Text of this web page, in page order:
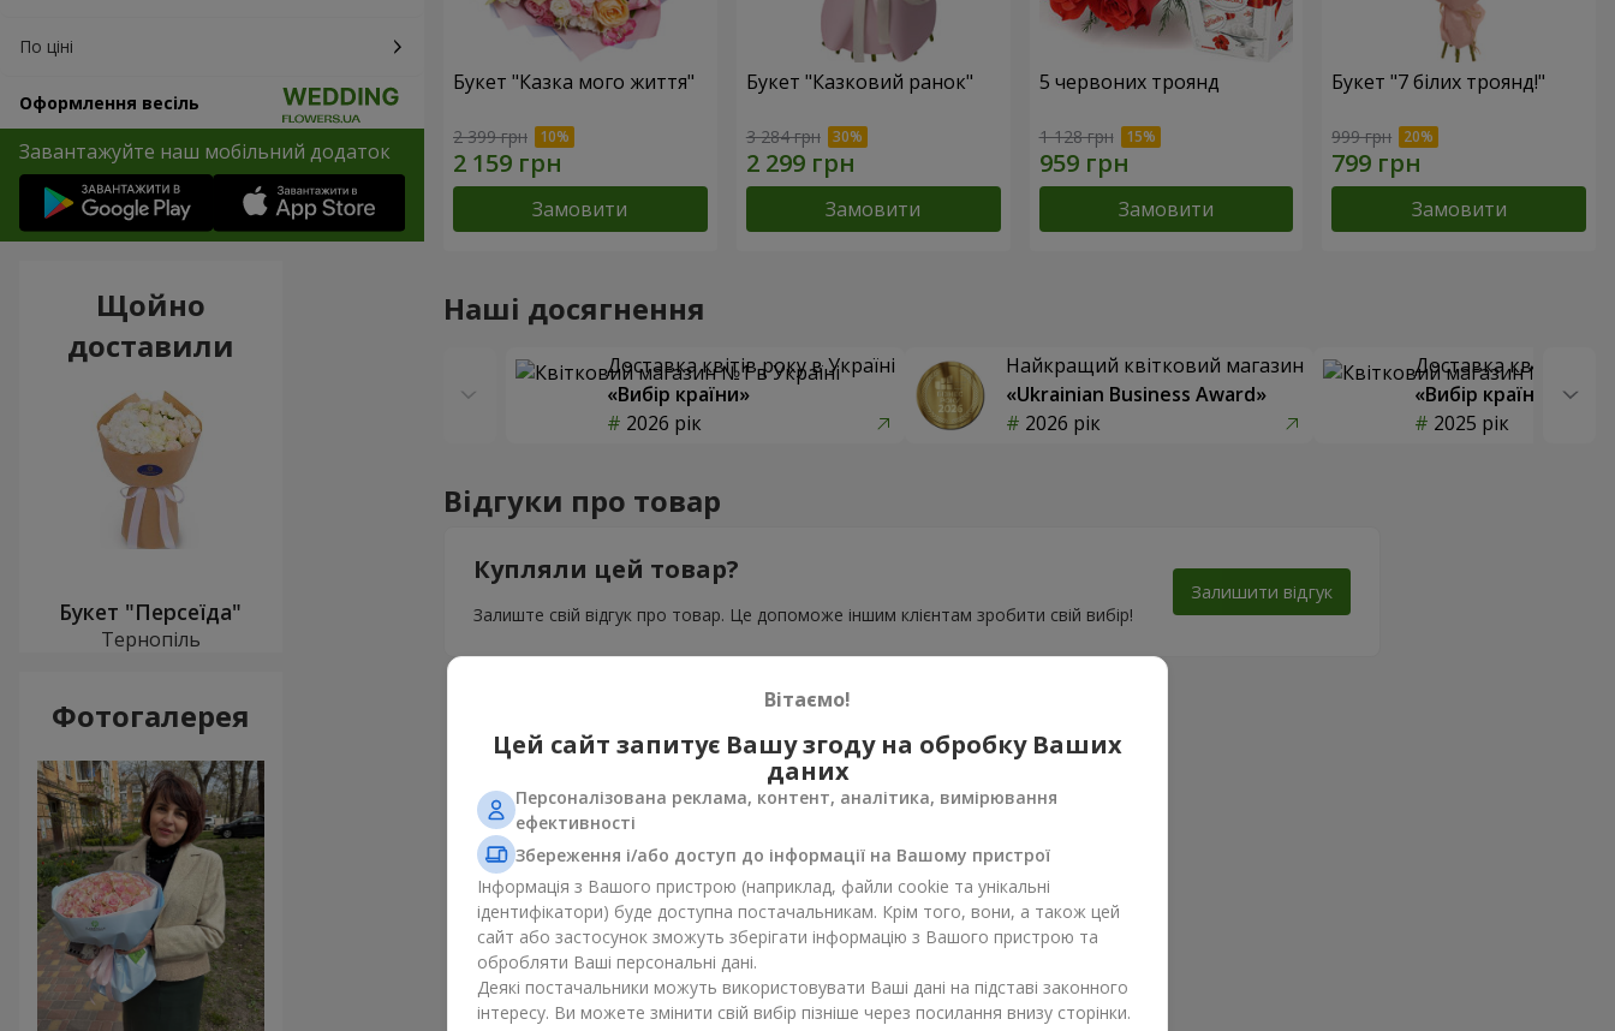
По ціні
Оформлення весіль
Завантажуйте наш мобільний додаток
Букет "Казка мого життя"
2 399 грн
Замовити
Букет "Казковий ранок"
3 284 грн
Замовити
5 червоних троянд
1 128 грн
Замовити
Букет "7 білих троянд!"
999 грн
Замовити
Наші досягнення
Доставка квітів року в Україні
«Вибір країни»
2026 рік
Найкращий квітковий магазин
«Ukrainian Business Award»
2026 рік
Доставка квітів
«Вибір країни»
2025 рік
Відгуки про товар
Купляли цей товар?
Залиште свій відгук про товар. Це допоможе іншим клієнтам зробити свій вибір!
Залишити відгук
Щойно
доставили
Букет "Персеїда"
Тернопіль
Фотогалерея Вітаємо!
Цей сайт запитує Вашу згоду на обробку Ваших
даних
Персоналізована реклама, контент, аналітика, вимірювання
ефективності
Збереження і/або доступ до інформації на Вашому пристрої
Інформація з Вашого пристрою (наприклад, файли cookie та унікальні
ідентифікатори) буде доступна постачальникам. Крім того, вони, а також цей
сайт або застосунок зможуть зберігати інформацію з Вашого пристрою та
обробляти Ваші персональні дані.
Деякі постачальники можуть використовувати Ваші дані на підставі законного
інтересу. Ви можете змінити свій вибір пізніше через посилання внизу сторінки.